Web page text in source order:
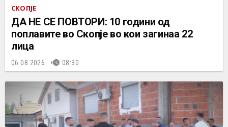
СКОПЈЕ
ДА НЕ СЕ ПОВТОРИ: 10 години од
поплавите во Скопје во кои загинаа 22
лица
06.08.2026. 08:30